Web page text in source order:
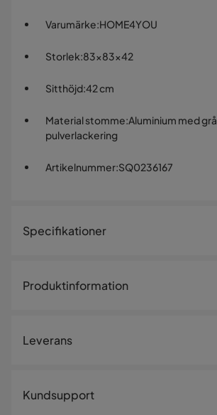
Varumärke:HOME4YOU
Storlek:83x83x42
Sitthöjd:42 cm
Material stomme:Aluminium med grå
pulverlackering
Artikelnummer:SQ0236167
Specifikationer
Storlek
Produktinformation
Leverans
Kundsupport